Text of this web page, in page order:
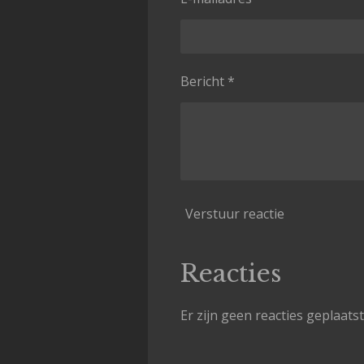
Bericht *
Verstuur reactie
Reacties
Er zijn geen reacties